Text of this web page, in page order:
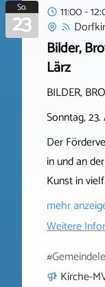
So.
23
11:00 -
Bilder,
Lärz
BILDER,
Sonntag,
Der
in und an
Kunst in
mehr
Weitere
Kirche-